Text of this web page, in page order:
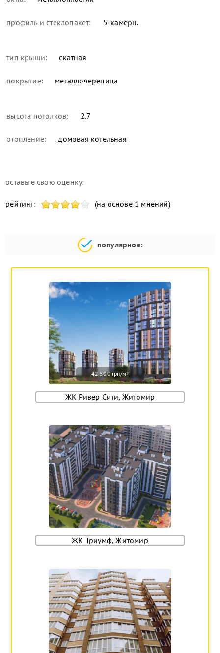
профиль и стеклопакет: 5-камерн.
тип крыши: скатная
покрытие: металлочерепица
высота потолков: 2.7
отопление: домовая котельная
оставьте свою оценку:
рейтинг: (на основе 1 мнений)
популярное:
42 500 грн/м2
ЖК Ривер Сити, Житомир
ЖК Триумф, Житомир